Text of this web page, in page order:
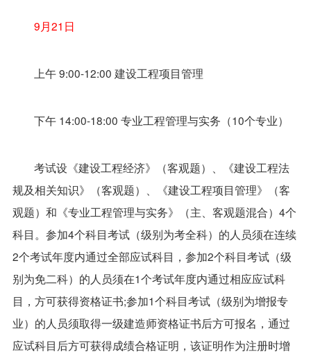
9月21日
上午 9:00-12:00 建设工程项目管理
下午 14:00-18:00 专业工程管理与实务（10个专业）
考试设《建设工程经济》（客观题）、《建设工程法
规及相关知识》（客观题）、《建设工程项目管理》（客
观题）和《专业工程管理与实务》（主、客观题混合）4个
科目。参加4个科目考试（级别为考全科）的人员须在连续
2个考试年度内通过全部应试科目，参加2个科目考试（级
别为免二科）的人员须在1个考试年度内通过相应应试科
目，方可获得资格证书;参加1个科目考试（级别为增报专
业）的人员须取得一级建造师资格证书后方可报名，通过
应试科目后方可获得成绩合格证明，该证明作为注册时增